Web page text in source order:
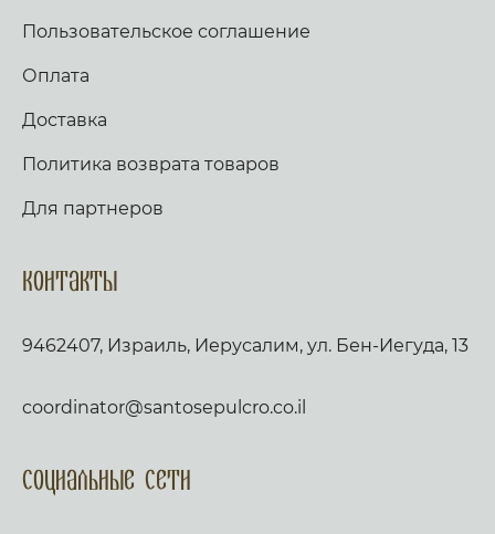
Пользовательское соглашение
Оплата
Доставка
Политика возврата товаров
Для партнеров
Контакты
9462407, Израиль, Иерусалим, ул. Бен-Иегуда, 13
coordinator@santosepulcro.co.il
Социальные сети